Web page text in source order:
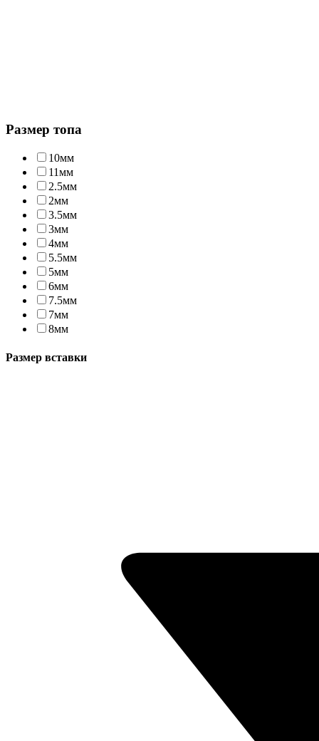
Размер топа
10мм
11мм
2.5мм
2мм
3.5мм
3мм
4мм
5.5мм
5мм
6мм
7.5мм
7мм
8мм
Размер вставки